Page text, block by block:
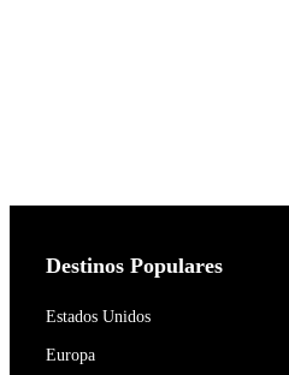
Destinos Populares
Estados Unidos
Europa